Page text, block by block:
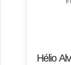
Hélio